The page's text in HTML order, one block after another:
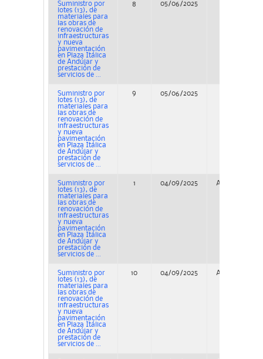
Suministro por
lotes (13), de
materiales para
las obras de
renovación de
infraestructuras
y nueva
pavimentación
en Plaza Itálica
de Andújar y
prestación de
servicios de ...
8 05/06/2025
Suministro por
lotes (13), de
materiales para
las obras de
renovación de
infraestructuras
y nueva
pavimentación
en Plaza Itálica
de Andújar y
prestación de
servicios de ...
9 05/06/2025
Suministro por
lotes (13), de
materiales para
las obras de
renovación de
infraestructuras
y nueva
pavimentación
en Plaza Itálica
de Andújar y
prestación de
servicios de ...
1 04/09/2025 Adjudicación
Suministro por
lotes (13), de
materiales para
las obras de
renovación de
infraestructuras
y nueva
pavimentación
en Plaza Itálica
de Andújar y
prestación de
servicios de ...
10 04/09/2025 Adjudicación